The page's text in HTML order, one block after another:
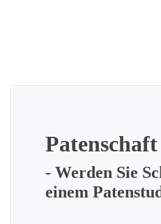
Patenschaft
- Werden Sie
einem